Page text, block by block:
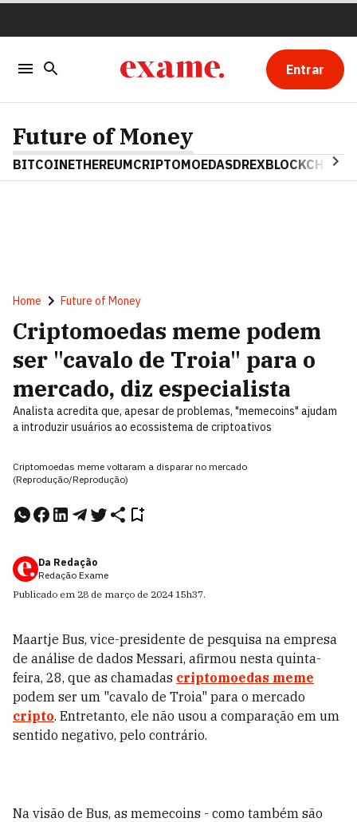
Entrar
Future of Money
BITCOINETHEREUMCRIPTOMOEDASDREXBLOCKCHAIN
Home Future of Money
Criptomoedas meme podem
ser "cavalo de Troia" para o
mercado, diz especialista
Analista acredita que, apesar de problemas, "memecoins" ajudam
a introduzir usuários ao ecossistema de criptoativos
Criptomoedas meme voltaram a disparar no mercado
(Reprodução/Reprodução)
Da Redação
Redação Exame
Publicado em 28 de março de 2024 15h37.
Maartje Bus, vice-presidente de pesquisa na empresa
de análise de dados Messari, afirmou nesta quinta-
feira, 28, que as chamadas criptomoedas meme
podem ser um "cavalo de Troia" para o mercado
cripto. Entretanto, ele não usou a comparação em um
sentido negativo, pelo contrário.
Na visão de Bus, as memecoins - como também são